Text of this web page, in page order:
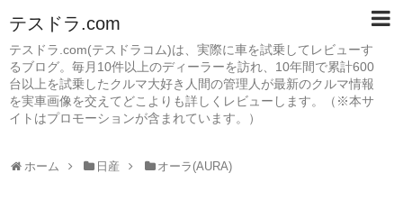
テスドラ.com
テスドラ.com(テスドラコム)は、実際に車を試乗してレビューす
るブログ。毎月10件以上のディーラーを訪れ、10年間で累計600
台以上を試乗したクルマ大好き人間の管理人が最新のクルマ情報
を実車画像を交えてどこよりも詳しくレビューします。（※本サ
イトはプロモーションが含まれています。）
ホーム 日産 オーラ(AURA)